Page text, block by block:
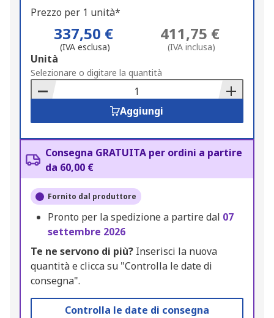
Prezzo per 1 unità*
337,50 €
(IVA esclusa)
411,75 €
(IVA inclusa)
Add
to
Basket
Unità
Selezionare o digitare la quantità
Aggiungi
Consegna GRATUITA per ordini a partire
da 60,00 €
Fornito dal produttore
Pronto per la spedizione a partire dal 07
settembre 2026
Te ne servono di più? Inserisci la nuova
quantità e clicca su "Controlla le date di
consegna".
Controlla le date di consegna